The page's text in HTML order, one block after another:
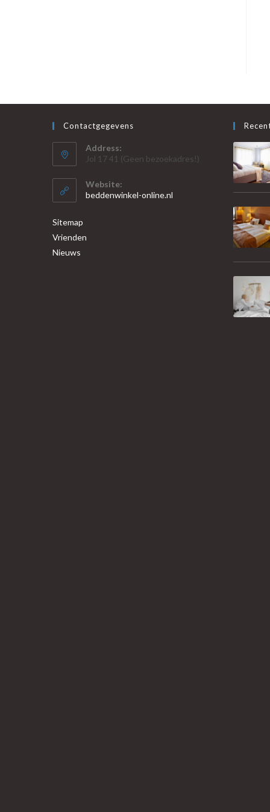
Contactgegevens
Address:
Jol 17 41 (Geen bezoekadres!)
Website:
beddenwinkel-online.nl
Sitemap
Vrienden
Nieuws